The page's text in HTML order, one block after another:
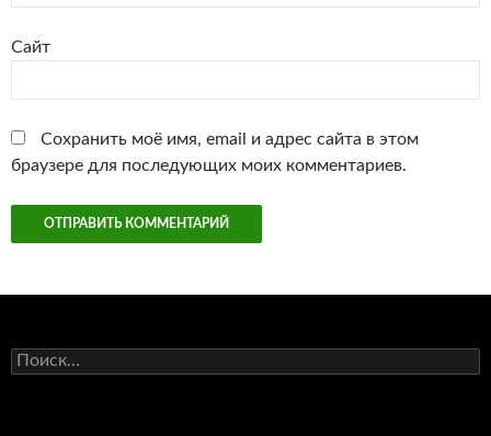
Сайт
Сохранить моё имя, email и адрес сайта в этом
браузере для последующих моих комментариев.
Найти: